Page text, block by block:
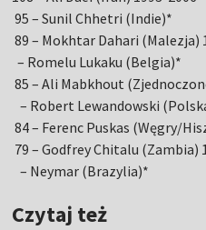
95 – Sunil Chhetri (Indie)*
89 – Mokhtar Dahari (Malezja)
– Romelu Lukaku (Belgia)*
85 – Ali Mabkhout
– Robert Lewandowski
84 – Ferenc Puskas (Węgry/
79 – Godfrey Chitalu (Zambia)
– Neymar (Brazylia)*
Czytaj też